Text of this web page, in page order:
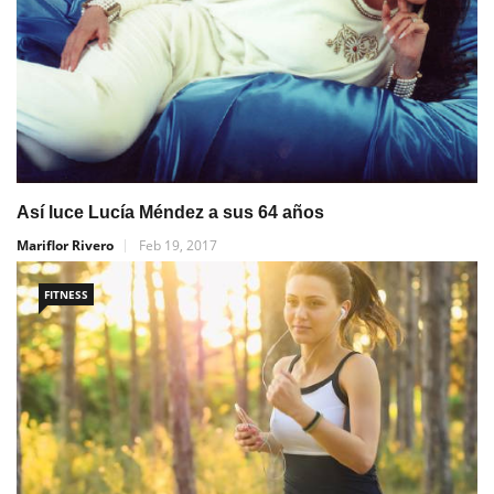
Así luce Lucía Méndez a sus 64 años
Mariflor Rivero
Feb 19, 2017
FITNESS